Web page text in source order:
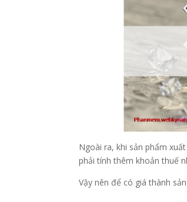
Ngoài ra, khi sản phẩm
phải tính thêm khoản thuế
Vậy nên để có giá thành